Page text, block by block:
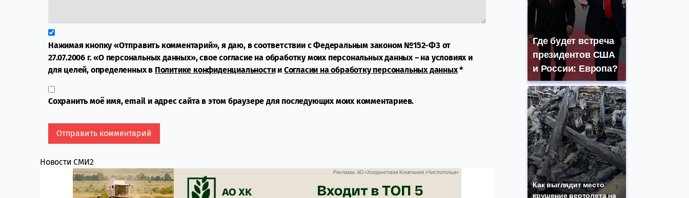
Нажимая кнопку «Отправить комментарий», я даю, в соответствии с Федеральным законом №152-ФЗ от
27.07.2006 г. «О персональных данных», свое согласие на обработку моих персональных данных – на условиях и
для целей, определенных в Политике конфиденциальностии Согласии на обработку персональных данных*
Сохранить моё имя, email и адрес сайта в этом браузере для последующих моих комментариев.
Новости СМИ2
Где будет встреча
президентов США
и России: Европа?
Как выглядит место
крушение вертолета на